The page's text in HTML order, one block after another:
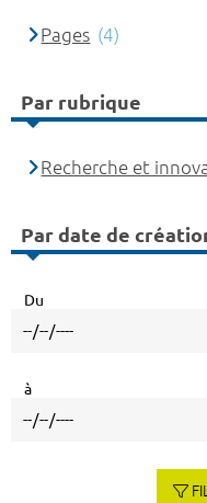
Pages (4)
Par rubrique
Recherche et
Par date de
Du
à